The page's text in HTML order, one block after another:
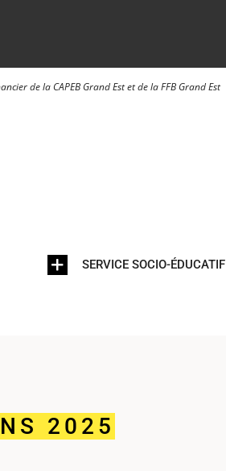
de la CAPEB Grand Est et de la FFB Grand Est
SERVICE SOCIO-ÉDUCATIF
2025